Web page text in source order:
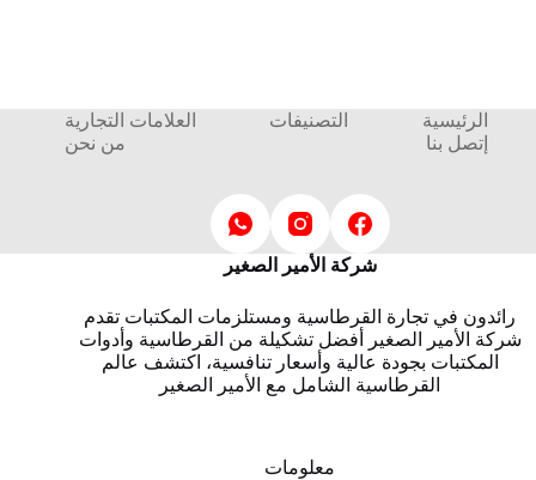
الرئيسية التصنيفات
العلامات التجارية
إتصل بنا
من نحن
شركة الأمير الصغير
رائدون في تجارة القرطاسية ومستلزمات المكتبات تقدم
شركة الأمير الصغير أفضل تشكيلة من القرطاسية وأدوات
المكتبات بجودة عالية وأسعار تنافسية، اكتشف عالم
القرطاسية الشامل مع الأمير الصغير
معلومات